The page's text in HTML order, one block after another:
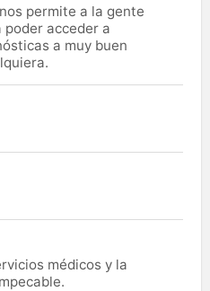
permite a la gente
acceder a
a muy buen
médicos y la